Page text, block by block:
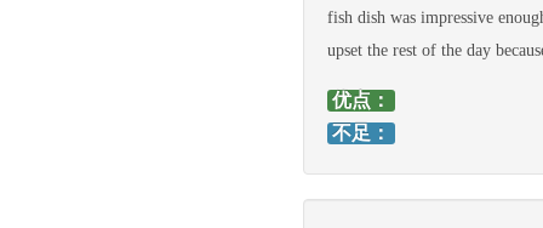
fish dish was impressive
upset the rest of the day
优点：
不足：